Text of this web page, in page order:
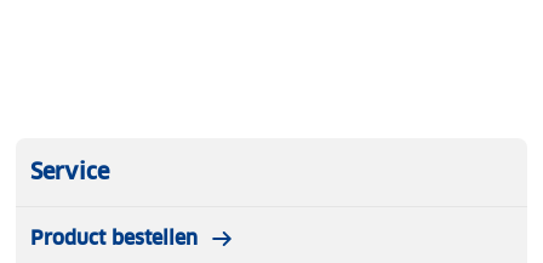
Service
Product bestellen